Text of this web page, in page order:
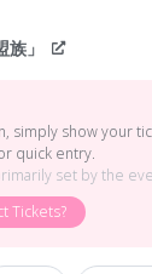
」
simply show your
quick entry.
set by the
Tickets?